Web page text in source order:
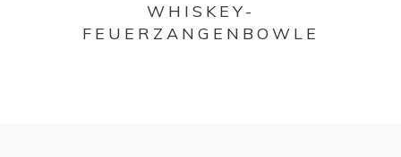
WHISKEY-
FEUERZANGENBOWLE